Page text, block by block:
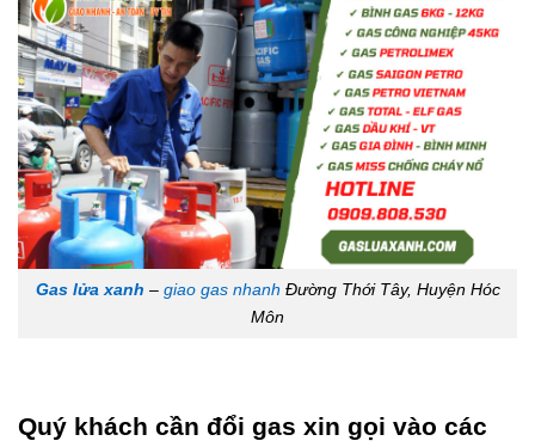
Gas lửa xanh – giao gas nhanh Đường Thới Tây, Huyện Hóc
Môn
Quý khách cần đổi gas xin gọi vào các